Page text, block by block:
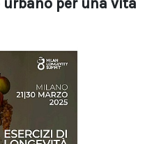
per una vita